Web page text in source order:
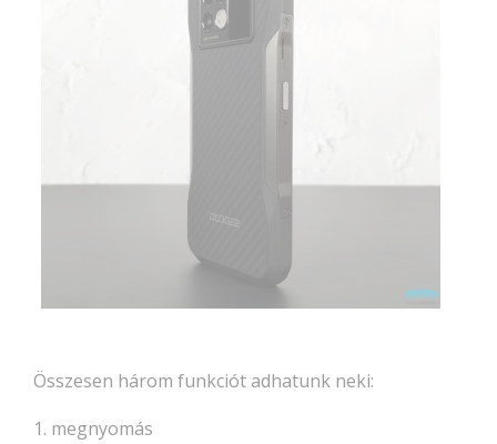
Összesen három funkciót adhatunk neki:
megnyomás